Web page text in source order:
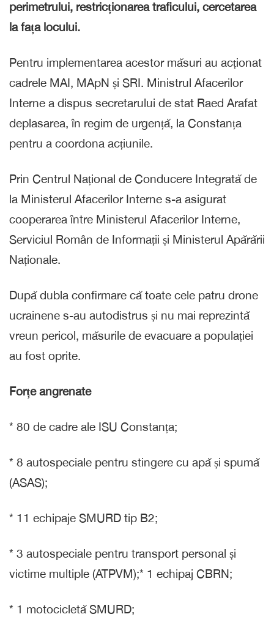
perimetrului, restricționarea traficului, cercetarea
la fața locului.
Pentru implementarea acestor măsuri au acționat
cadrele MAI, MApN și SRI. Ministrul Afacerilor
Interne a dispus secretarului de stat Raed Arafat
deplasarea, în regim de urgență, la Constanța
pentru a coordona acțiunile.
Prin Centrul Național de Conducere Integrată de
la Ministerul Afacerilor Interne s-a asigurat
cooperarea între Ministerul Afacerilor Interne,
Serviciul Român de Informații și Ministerul Apărării
Naționale.
După dubla confirmare că toate cele patru drone
ucrainene s-au autodistrus și nu mai reprezintă
vreun pericol, măsurile de evacuare a populației
au fost oprite.
Forțe angrenate
* 80 de cadre ale ISU Constanța;
* 8 autospeciale pentru stingere cu apă și spumă
(ASAS);
* 11 echipaje SMURD tip B2;
* 3 autospeciale pentru transport personal și
victime multiple (ATPVM);* 1 echipaj CBRN;
* 1 motocicletă SMURD;